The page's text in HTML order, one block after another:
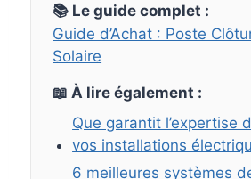
📚 Le guide complet :
Guide d’Achat : Poste
Solaire
📖 À lire également :
Que garantit l’expertise
vos installations
6 meilleures systèmes